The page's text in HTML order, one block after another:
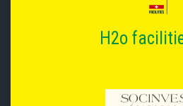
H2o